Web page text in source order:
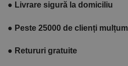
● Livrare sigură la domiciliu
● Peste 25000 de clienți
● Retururi gratuite